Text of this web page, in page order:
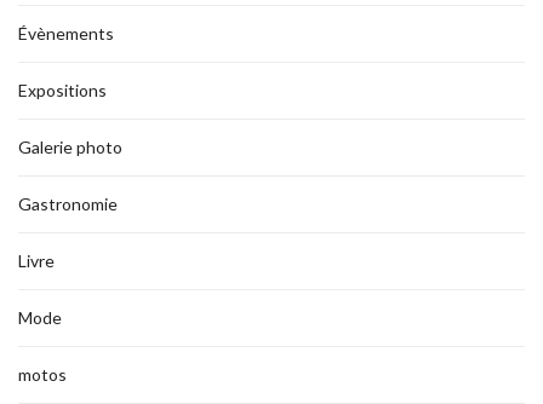
Évènements
Expositions
Galerie photo
Gastronomie
Livre
Mode
motos